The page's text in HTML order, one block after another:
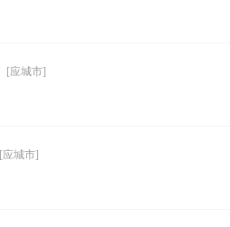
[应城市]
[应城市]